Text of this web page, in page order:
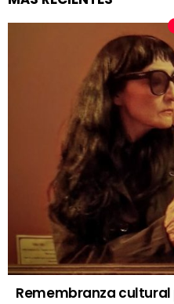
Remembranza cultural